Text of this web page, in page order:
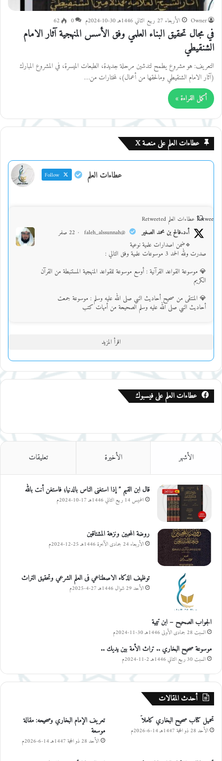
Owner الأربعاء 27 ربيع الثاني 1446هـ 30-10-2024م 0
62
في مجال تحقيق البناء العلمي وفق الأسس المنهجية آثار الامام
الشنقيطي
التعريف: هو مشروع يطمح لتدشين مرحلة جديدة، الطبعات الميسرة، في المشروع المبارك
(آثار الامام الشنقيطي ومالحقها من أعمال)، لمختارات من…
أكمل القراءة »
عطاءات العلم على منصة X
عطاءات العلم
Retweet عطاءات العلم Retweeted
أ.د.فالح بن محمد الصغير @faleh_alssunnah
· 22 صفر
🔹ضمن اصدارات علمية نوعية
صدرت ولله الحمد 3 موسوعات علمية وفق التالي :
💎 موسوعة القواعد القرآنية : أوسع موسوعة للقواعد المنهجية المستنبطة من القرآن
الكريم
💎 المنتقى من صحيح أحاديث النبي صلى الله عليه وسلم : موسوعة جمعت
أحاديث النبي صلى الله عليه وسلم الصحيحة من أمهات كتب
اقرأ المزيد
عطاءات العلم على فيسبوك
الأشهر الأخيرة تعليقات
قال ابن القيم ” إذا استغنى الناس بالدنيا؛ فاستغن أنت بالله
الخميس 14 ربيع الثاني 1446هـ 17-10-2024م
روضة المحبين ونزهة المشتاقين
الأربعاء 24 جمادى الآخرة 1446هـ 25-12-2024م
توظيف الذكاء الاصطناعي فى العلم الشرعي وتحقيق التراث
الأحد 29 شوال 1446هـ 27-4-2025م
الجواب الصحيح – ابن تيمية
السبت 28 جمادى الأولى 1446هـ 30-11-2024م
موسوعة صحيح البخاري .. تراث الأمة بين يديك ..
السبت 30 ربيع الثاني 1446هـ 2-11-2024م
أحدث المقالات
تحميل كتاب صحيح البخاري كاملاً
الأحد 28 ذو الحجة 1447هـ 14-6-2026م
تعريف الإمام البخاري وصحيحه: مقالة
موسعة
الأحد 28 ذو الحجة 1447هـ 14-6-2026م